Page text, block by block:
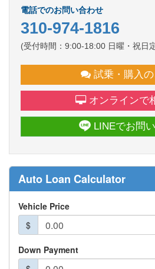
電話でのお問い合わせ
310-974-1816
(受付時間：9:00-18:00 日曜・祝日
試乗・購入の
オンラインで
LINEでお問